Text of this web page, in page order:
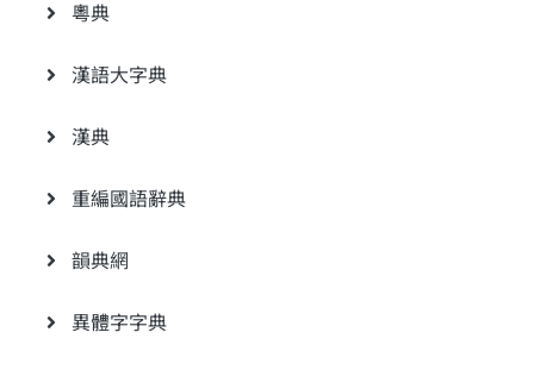
粵典
漢語大字典
漢典
重編國語辭典
韻典網
異體字字典